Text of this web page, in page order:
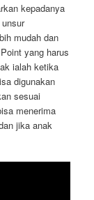
kepadanya
mudah dan
yang harus
ialah ketika
digunakan
sesuai
menerima
jika anak